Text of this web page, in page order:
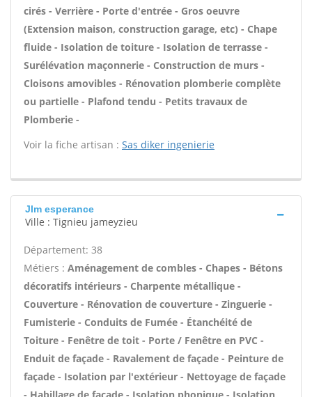
cirés - Verrière - Porte d'entrée - Gros oeuvre
(Extension maison, construction garage, etc) - Chape
fluide - Isolation de toiture - Isolation de terrasse -
Surélévation maçonnerie - Construction de murs -
Cloisons amovibles - Rénovation plomberie complète
ou partielle - Plafond tendu - Petits travaux de
Plomberie -
Voir la fiche artisan : Sas diker ingenierie
Jlm esperance
Ville : Tignieu jameyzieu
Département: 38
Métiers : Aménagement de combles - Chapes - Bétons
décoratifs intérieurs - Charpente métallique -
Couverture - Rénovation de couverture - Zinguerie -
Fumisterie - Conduits de Fumée - Étanchéité de
Toiture - Fenêtre de toit - Porte / Fenêtre en PVC -
Enduit de façade - Ravalement de façade - Peinture de
façade - Isolation par l'extérieur - Nettoyage de façade